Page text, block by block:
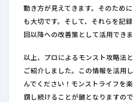
動き方が見えてきます。そのため
も大切です。そして、それらを記
回以降への改善策として活用できま
以上、プロによるモンスト攻略法
ご紹介しました。この情報を活用
んでください！モンストライフを
鑽し続けることが鍵となりますの